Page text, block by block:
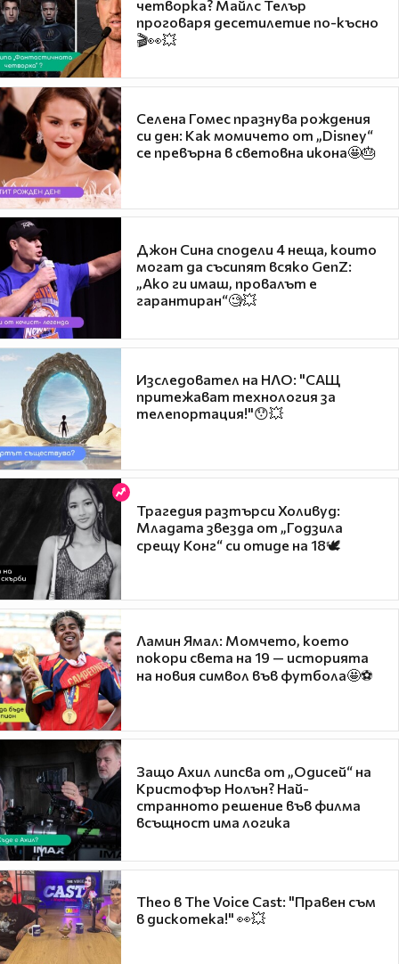
четворка? Майлс Телър
проговаря десетилетие по-късно
🎬👀💥
Селена Гомес празнува рождения
си ден: Как момичето от „Disney“
се превърна в световна икона🤩🎂
Джон Сина сподели 4 неща, които
могат да съсипят всяко GenZ:
„Ако ги имаш, провалът е
гарантиран“🧐💥
Изследовател на НЛО: "САЩ
притежават технология за
телепортация!"😯💥
Трагедия разтърси Холивуд:
Младата звезда от „Годзила
срещу Конг“ си отиде на 18🕊️
Ламин Ямал: Момчето, което
покори света на 19 — историята
на новия символ във футбола🤩⚽
Защо Ахил липсва от „Одисей“ на
Кристофър Нолън? Най-
странното решение във филма
всъщност има логика
Theo в The Voice Cast: "Правен съм
в дискотека!" 👀💥